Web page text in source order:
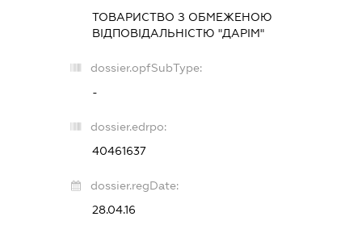
ТОВАРИСТВО З ОБМЕЖЕНОЮ
ВІДПОВІДАЛЬНІСТЮ "ДАРІМ"
dossier.opfSubType:
-
dossier.edrpo:
40461637
dossier.regDate:
28.04.16